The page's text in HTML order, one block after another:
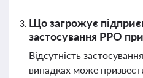
Що загрожує
застосування РРО
Відсутність
випадках може